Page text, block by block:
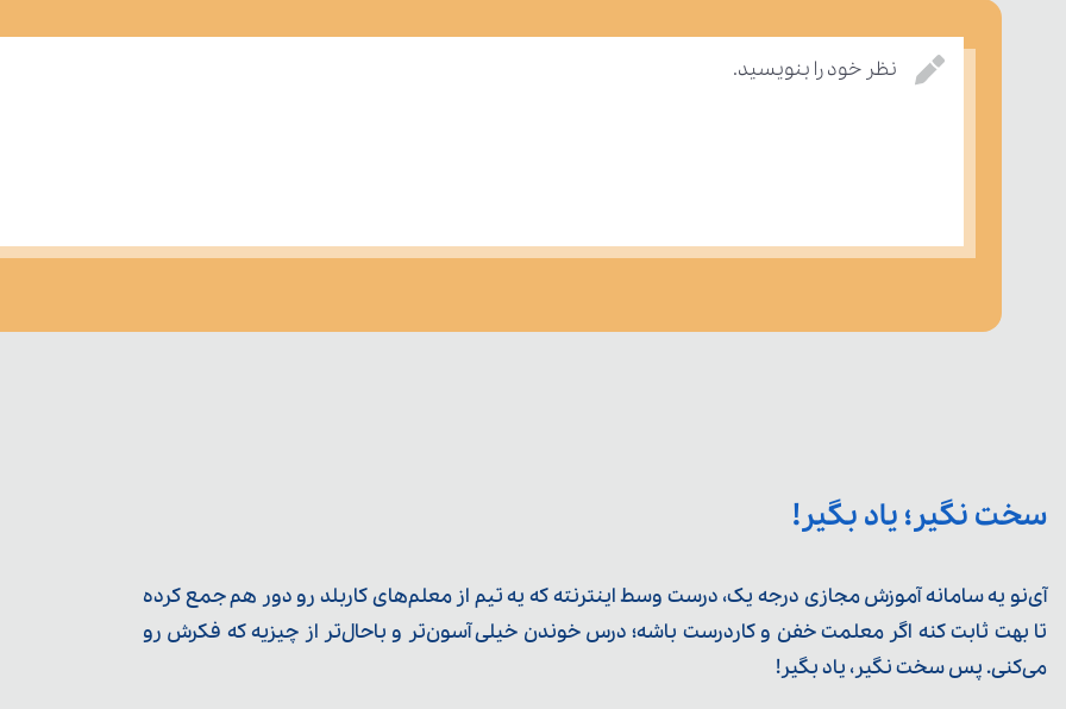
نظر خود را بنویسید.
سخت نگیر؛ یاد بگیر!
آی‌نو یه سامانه آموزش مجازی درجه یک، درست وسط اینترنته که یه تیم از معلم‌‌های کاربلد رو دور هم جمع کرده
تا بهت ثابت کنه اگر معلمت خفن و کاردرست باشه؛ درس خوندن خیلی آسون‌تر و باحال‌تر از چیزیه که فکرش رو
می‌کنی. پس سخت نگیر، یاد بگیر!